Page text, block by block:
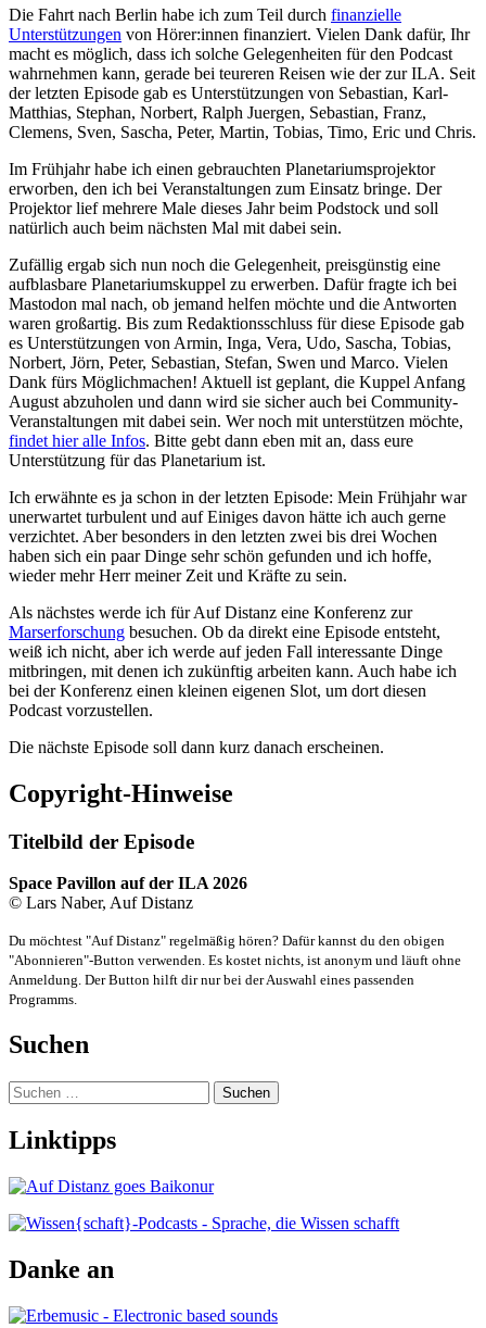
Die Fahrt nach Berlin habe ich zum Teil durch finanzielle
Unterstützungen von Hörer:innen finanziert. Vielen Dank dafür, Ihr
macht es möglich, dass ich solche Gelegenheiten für den Podcast
wahrnehmen kann, gerade bei teureren Reisen wie der zur ILA. Seit
der letzten Episode gab es Unterstützungen von Sebastian, Karl-
Matthias, Stephan, Norbert, Ralph Juergen, Sebastian, Franz,
Clemens, Sven, Sascha, Peter, Martin, Tobias, Timo, Eric und Chris.
Im Frühjahr habe ich einen gebrauchten Planetariumsprojektor
erworben, den ich bei Veranstaltungen zum Einsatz bringe. Der
Projektor lief mehrere Male dieses Jahr beim Podstock und soll
natürlich auch beim nächsten Mal mit dabei sein.
Zufällig ergab sich nun noch die Gelegenheit, preisgünstig eine
aufblasbare Planetariumskuppel zu erwerben. Dafür fragte ich bei
Mastodon mal nach, ob jemand helfen möchte und die Antworten
waren großartig. Bis zum Redaktionsschluss für diese Episode gab
es Unterstützungen von Armin, Inga, Vera, Udo, Sascha, Tobias,
Norbert, Jörn, Peter, Sebastian, Stefan, Swen und Marco. Vielen
Dank fürs Möglichmachen! Aktuell ist geplant, die Kuppel Anfang
August abzuholen und dann wird sie sicher auch bei Community-
Veranstaltungen mit dabei sein. Wer noch mit unterstützen möchte,
findet hier alle Infos. Bitte gebt dann eben mit an, dass eure
Unterstützung für das Planetarium ist.
Ich erwähnte es ja schon in der letzten Episode: Mein Frühjahr war
unerwartet turbulent und auf Einiges davon hätte ich auch gerne
verzichtet. Aber besonders in den letzten zwei bis drei Wochen
haben sich ein paar Dinge sehr schön gefunden und ich hoffe,
wieder mehr Herr meiner Zeit und Kräfte zu sein.
Als nächstes werde ich für Auf Distanz eine Konferenz zur
Marserforschung besuchen. Ob da direkt eine Episode entsteht,
weiß ich nicht, aber ich werde auf jeden Fall interessante Dinge
mitbringen, mit denen ich zukünftig arbeiten kann. Auch habe ich
bei der Konferenz einen kleinen eigenen Slot, um dort diesen
Podcast vorzustellen.
Die nächste Episode soll dann kurz danach erscheinen.
Copyright-Hinweise
Titelbild der Episode
Space Pavillon aufder ILA 2026
© Lars Naber, Auf Distanz
Du möchtest "Auf Distanz" regelmäßig hören? Dafür kannst du den obigen
"Abonnieren"-Button verwenden. Es kostet nichts, ist anonym und läuft ohne
Anmeldung. Der Button hilft dir nur bei der Auswahl eines passenden
Programms.
Suchen
Suchen
nach:
Linktipps
Danke an